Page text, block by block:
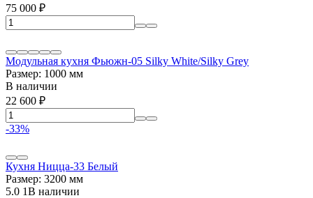
75 000 ₽
Модульная кухня Фьюжн-05 Silky White/Silky Grey
Размер: 1000 мм
В наличии
22 600 ₽
-33%
Кухня Ницца-33 Белый
Размер: 3200 мм
5.0 1В наличии